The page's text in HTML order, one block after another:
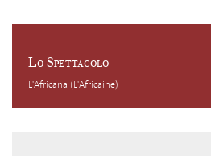
Lo Spettacolo
L'Africana (L'Africaine)